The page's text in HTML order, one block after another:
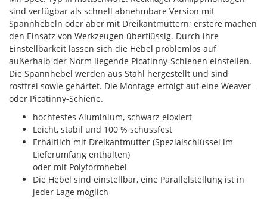
sind verfügbar als schnell abnehmbare Version mit
Spannhebeln oder aber mit Dreikantmuttern; erstere machen
den Einsatz von Werkzeugen überflüssig. Durch ihre
Einstellbarkeit lassen sich die Hebel problemlos auf
außerhalb der Norm liegende Picatinny-Schienen einstellen.
Die Spannhebel werden aus Stahl hergestellt und sind
rostfrei sowie gehärtet. Die Montage erfolgt auf eine Weaver-
oder Picatinny-Schiene.
hochfestes Aluminium, schwarz eloxiert
Leicht, stabil und 100 % schussfest
Erhältlich mit Dreikantmutter (Spezialschlüssel im
Lieferumfang enthalten)
oder mit Polyformhebel
Die Hebel sind einstellbar, eine Parallelstellung ist in
jeder Lage möglich